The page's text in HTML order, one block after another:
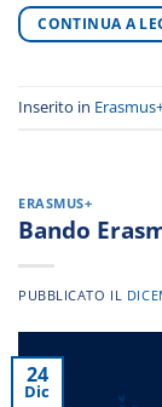
CONTINUA A
Inserito in
ERASMUS+
Bando
PUBBLICATO IL
24
Dic